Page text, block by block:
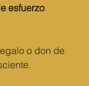
esfuerzo
o don de